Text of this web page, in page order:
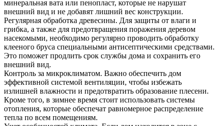
минеральная вата или пенопласт, которые не нарушат
внешний вид и не добавят лишний вес конструкции.
Регулярная обработка древесины. Для защиты от влаги и
грибка, а также для предотвращения поражения деревом
насекомыми, необходимо регулярно проводить обработку
клееного бруса специальными антисептическими средствами.
Это поможет продлить срок службы дома и сохранить его
внешний вид.
Контроль за микроклиматом. Важно обеспечить дом
эффективной системой вентиляции, чтобы избежать
излишней влажности и предотвратить образование плесени.
Кроме того, в зимнее время стоит использовать системы
отопления, которые обеспечат равномерное распределение
тепла по всем помещениям.